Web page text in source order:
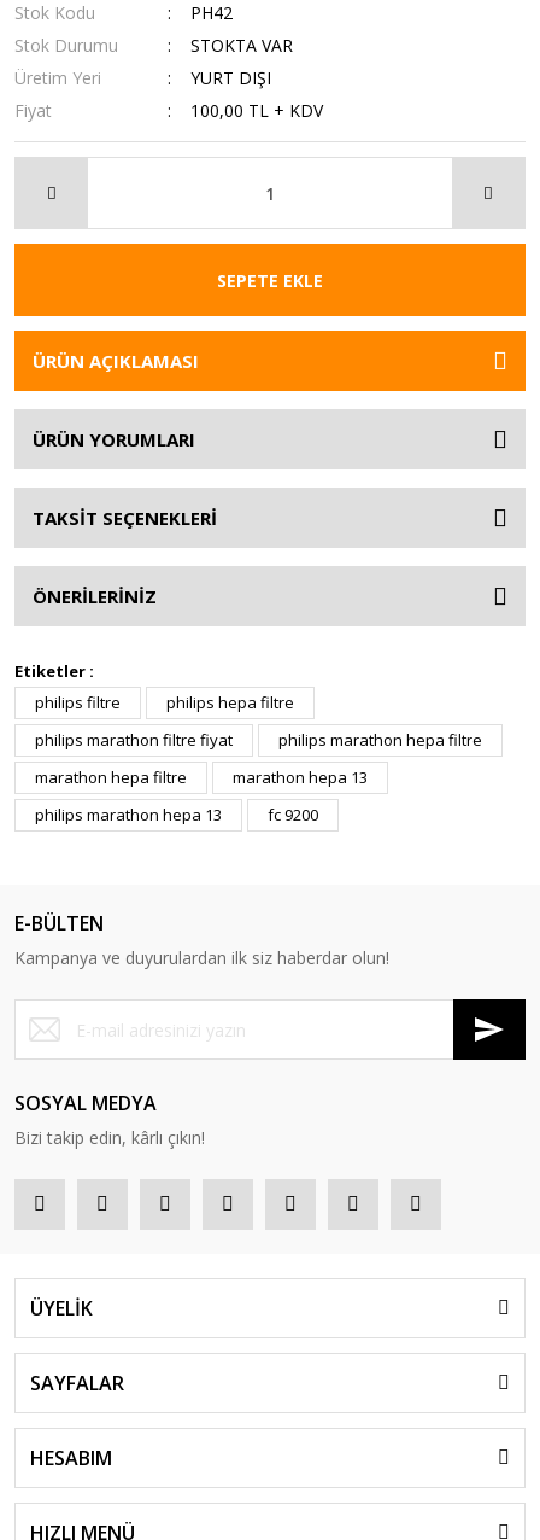
Stok Kodu
PH42
Stok Durumu
STOKTA VAR
Üretim Yeri
YURT DIŞI
Fiyat
100,00 TL + KDV
SEPETE EKLE
ÜRÜN AÇIKLAMASI
ÜRÜN YORUMLARI
TAKSİT SEÇENEKLERİ
ÖNERİLERİNİZ
Etiketler :
philips filtre
philips hepa filtre
philips marathon filtre fiyat
philips marathon hepa filtre
marathon hepa filtre
marathon hepa 13
philips marathon hepa 13
fc 9200
E-BÜLTEN
Kampanya ve duyurulardan ilk siz haberdar olun!
SOSYAL MEDYA
Bizi takip edin, kârlı çıkın!
ÜYELİK
SAYFALAR
HESABIM
HIZLI MENÜ